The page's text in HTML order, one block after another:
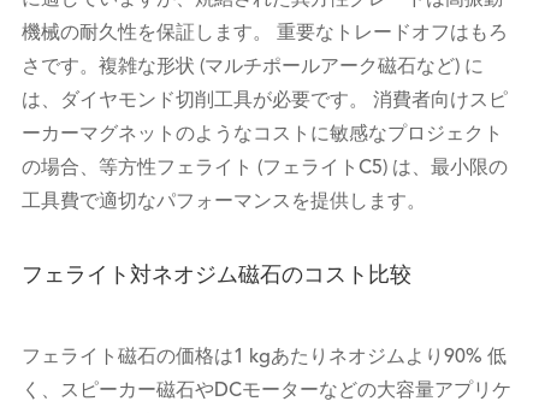
機械の耐久性を保証します。 重要なトレードオフはもろ
さです。複雑な形状 (マルチポールアーク磁石など) に
は、ダイヤモンド切削工具が必要です。 消費者向けスピ
ーカーマグネットのようなコストに敏感なプロジェクト
の場合、等方性フェライト (フェライトC5) は、最小限の
工具費で適切なパフォーマンスを提供します。
フェライト対ネオジム磁石のコスト比较
フェライト磁石の価格は1 kgあたりネオジムより90% 低
く、スピーカー磁石やDCモーターなどの大容量アプリケ